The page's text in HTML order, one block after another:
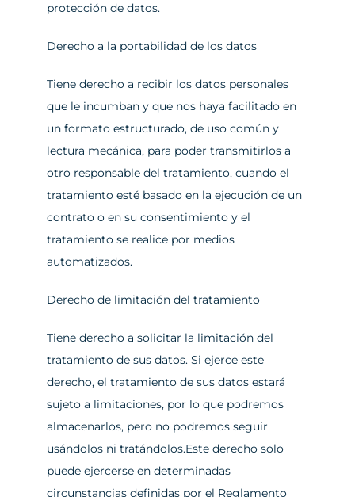
protección de datos.
Derecho a la portabilidad de los datos
Tiene derecho a recibir los datos personales
que le incumban y que nos haya facilitado en
un formato estructurado, de uso común y
lectura mecánica, para poder transmitirlos a
otro responsable del tratamiento, cuando el
tratamiento esté basado en la ejecución de un
contrato o en su consentimiento y el
tratamiento se realice por medios
automatizados.
Derecho de limitación del tratamiento
Tiene derecho a solicitar la limitación del
tratamiento de sus datos. Si ejerce este
derecho, el tratamiento de sus datos estará
sujeto a limitaciones, por lo que podremos
almacenarlos, pero no podremos seguir
usándolos ni tratándolos.Este derecho solo
puede ejercerse en determinadas
circunstancias definidas por el Reglamento